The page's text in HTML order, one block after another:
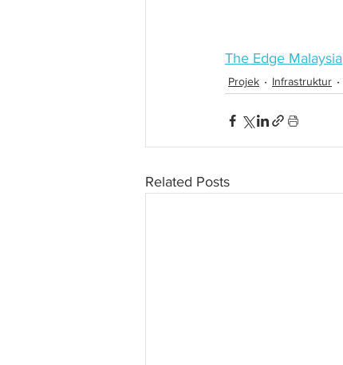
The Edge Malaysia
Projek Infrastruktur
Related Posts